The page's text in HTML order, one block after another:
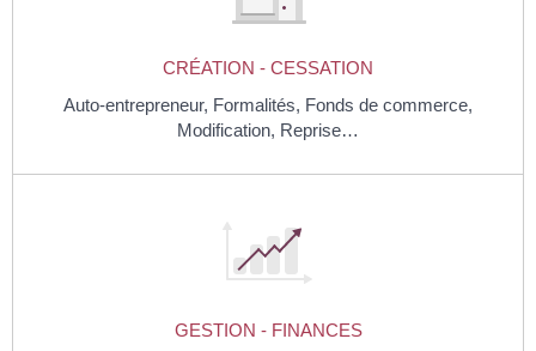
CRÉATION - CESSATION
Auto-entrepreneur, Formalités, Fonds de commerce,
Modification, Reprise…
GESTION - FINANCES